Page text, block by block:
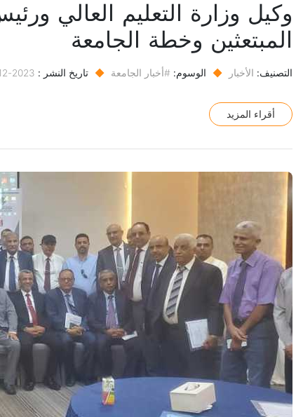
وكيل وزارة التعليم العالي
المبتعثين وخطة الجامعة
التصنيف: الأخبار ◆ الوسوم: #أخبار الجامعة ◆ تاريخ النشر : 2023-12-13
أقراء المزيد